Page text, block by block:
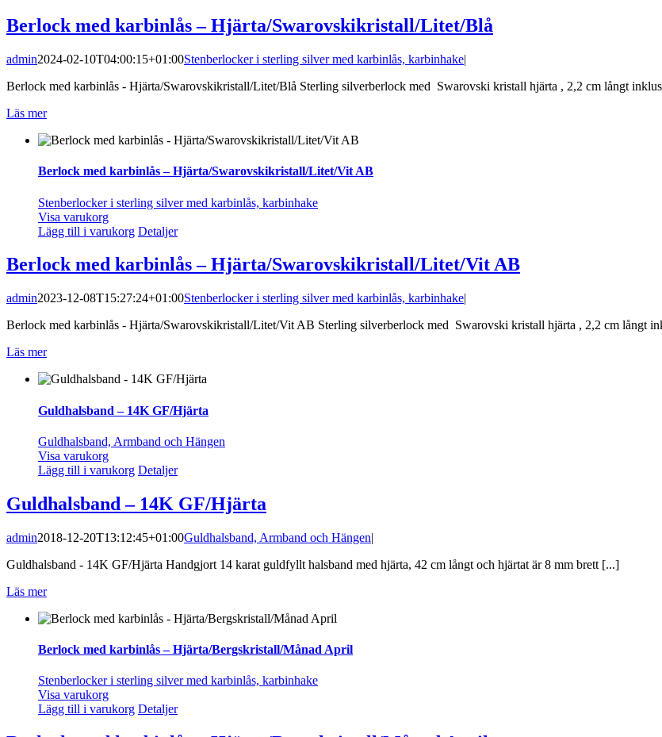
Berlock med karbinlås – Hjärta/Swarovskikristall/Litet/Blå
admin2024-02-10T04:00:15+01:00Stenberlocker i sterling silver med karbinlås, karbinhake|
Berlock med karbinlås - Hjärta/Swarovskikristall/Litet/Blå Sterling silverberlock med Swarovski kristall hjärta , 2,2 cm långt
Läs mer
Berlock med karbinlås – Hjärta/Swarovskikristall/Litet/Vit AB
Stenberlocker i sterling silver med karbinlås, karbinhake
Visa varukorg
Lägg till i varukorg Detaljer
Berlock med karbinlås – Hjärta/Swarovskikristall/Litet/Vit AB
admin2023-12-08T15:27:24+01:00Stenberlocker i sterling silver med karbinlås, karbinhake|
Berlock med karbinlås - Hjärta/Swarovskikristall/Litet/Vit AB Sterling silverberlock med Swarovski kristall hjärta , 2,2 cm långt
Läs mer
Guldhalsband – 14K GF/Hjärta
Guldhalsband, Armband och Hängen
Visa varukorg
Lägg till i varukorg Detaljer
Guldhalsband – 14K GF/Hjärta
admin2018-12-20T13:12:45+01:00Guldhalsband, Armband och Hängen|
Guldhalsband - 14K GF/Hjärta Handgjort 14 karat guldfyllt halsband med hjärta, 42 cm långt och hjärtat är 8 mm brett [...]
Läs mer
Berlock med karbinlås – Hjärta/Bergskristall/Månad April
Stenberlocker i sterling silver med karbinlås, karbinhake
Visa varukorg
Lägg till i varukorg Detaljer